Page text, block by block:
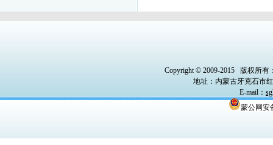
Copyright © 2009-2015
版权所有
地址：内蒙古牙克石市
E-mail ：
蒙公网安